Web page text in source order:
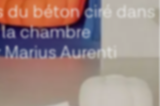
du béton ciré dans
la chambre
Marius Aurenti